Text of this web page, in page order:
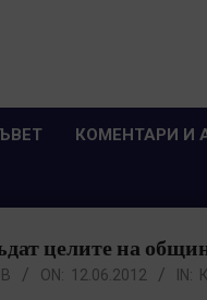
КОМЕНТАРИ И
целите на
ON: 12.06.2012 IN: